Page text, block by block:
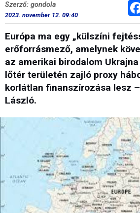
Szerző: gondola
2023. november 12. 09:40
Európa ma egy „külszíni
erőforrásmező, amelynek
az amerikai birodalom
lőtér területén zajló proxy
korlátlan finanszírozása lesz
László.